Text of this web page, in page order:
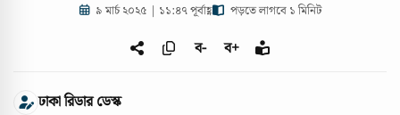
৯ মার্চ ২০২৫ | ১১:৪৭ পূর্বাহ্ণ পড়তে লাগবে ১ মিনিট
ব- ব+
ঢাকা রিডার ডেস্ক